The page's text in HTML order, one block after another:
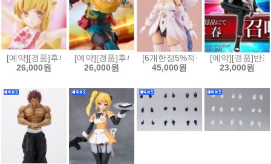
[예약][경품]후류 BiCute Bunnies 모노가타리 시리즈 오시노 시노부 피
26,000원
[예약][경품]후류 무츄토 나히아 더 무비 유어 넥스
26,000원
[6개한정5%적립][예약]아르카나
45,000원
[예약][경품]반
23,000원